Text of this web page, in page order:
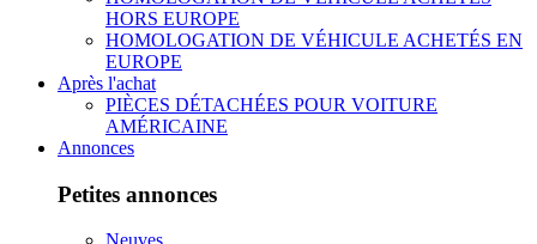
HORS EUROPE
HOMOLOGATION DE VÉHICULE ACHETÉS EN
EUROPE
Après l'achat
PIÈCES DÉTACHÉES POUR VOITURE
AMÉRICAINE
Annonces
Petites annonces